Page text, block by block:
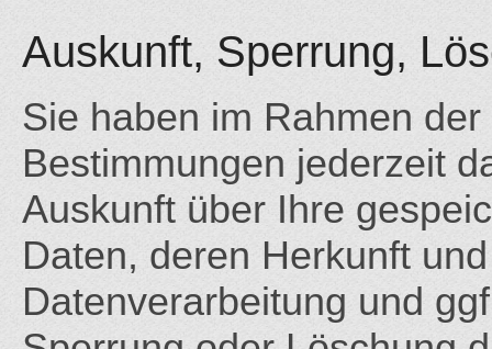
Auskunft, Sperrung,
Sie haben im Rahmen
Bestimmungen jederzeit
Auskunft über Ihre
Daten, deren Herkunft
Datenverarbeitung und